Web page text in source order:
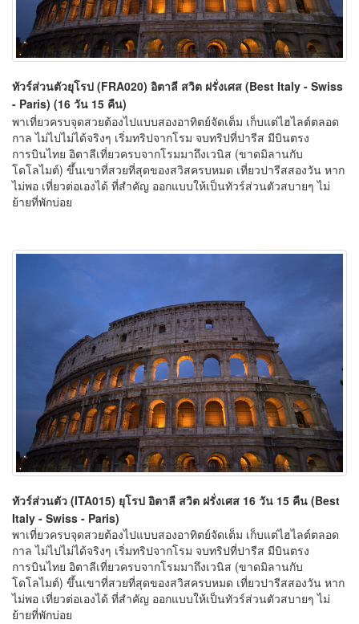
ทัวร์ส่วนตัวยุโรป (FRA020) อิตาลี สวิต ฝรั่งเศส (Best Italy - Swiss
- Paris) (16 วัน 15 คืน)
พาเที่ยวครบจุดสวยต้องไปแบบสองอาทิตย์จัดเต็ม เก็บแต่ไฮไลต์ตลอด
กาล ไม่ไปไม่ได้จริงๆ เริ่มทริปจากโรม จบทริปที่ปารีส มีบินตรง
การบินไทย อิตาลีเที่ยวครบจากโรมมาถึงเวนิส (ขาดมิลานกับ
โดโลไมต์) ขึ้นเขาที่สวยที่สุดของสวิสครบหมด เที่ยวปารีสสองวัน หาก
ไม่พอ เที่ยวต่อเองได้ ที่สำคัญ ออกแบบให้เป็นทัวร์ส่วนตัวสบายๆ ไม่
ย้ายที่พักบ่อย
ทัวร์ส่วนตัว (ITA015) ยุโรป อิตาลี สวิต ฝรั่งเศส 16 วัน 15 คืน (Best
Italy - Swiss - Paris)
พาเที่ยวครบจุดสวยต้องไปแบบสองอาทิตย์จัดเต็ม เก็บแต่ไฮไลต์ตลอด
กาล ไม่ไปไม่ได้จริงๆ เริ่มทริปจากโรม จบทริปที่ปารีส มีบินตรง
การบินไทย อิตาลีเที่ยวครบจากโรมมาถึงเวนิส (ขาดมิลานกับ
โดโลไมต์) ขึ้นเขาที่สวยที่สุดของสวิสครบหมด เที่ยวปารีสสองวัน หาก
ไม่พอ เที่ยวต่อเองได้ ที่สำคัญ ออกแบบให้เป็นทัวร์ส่วนตัวสบายๆ ไม่
ย้ายที่พักบ่อย